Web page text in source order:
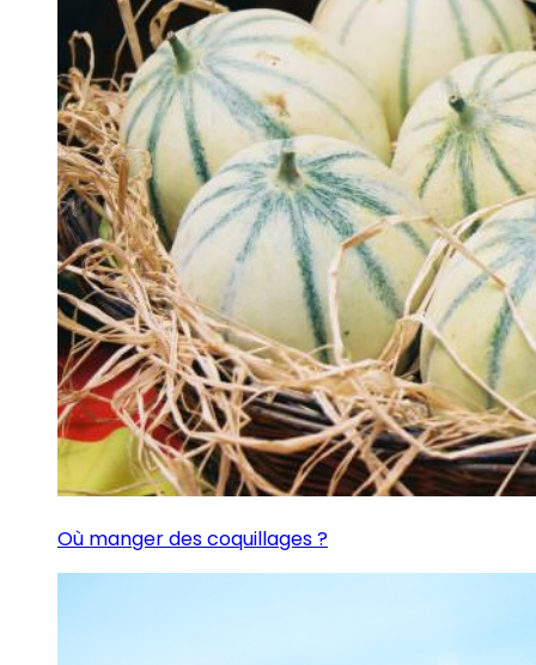
Où manger des coquillages ?